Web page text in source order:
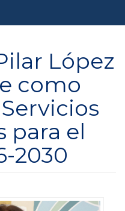
López
como
para el
2030